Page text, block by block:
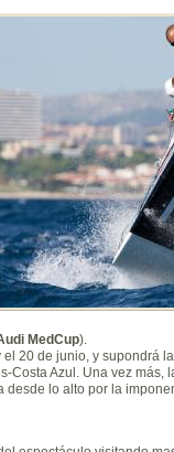
MedCup).
20 de junio, y supondrá
Costa Azul. Una vez más,
desde lo alto por la